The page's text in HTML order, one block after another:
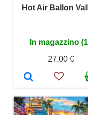
Hot Air Ballon
In magazzino
27,00 €